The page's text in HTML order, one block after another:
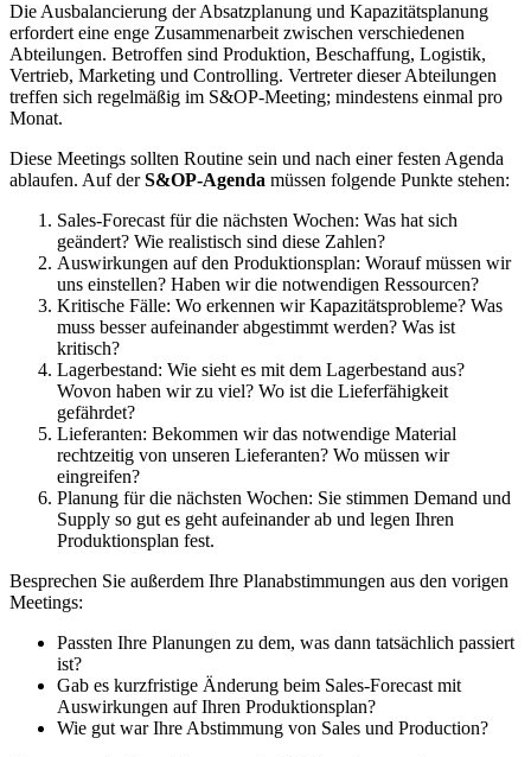
Die Ausbalancierung der Absatzplanung und Kapazitätsplanung
erfordert eine enge Zusammenarbeit zwischen verschiedenen
Abteilungen. Betroffen sind Produktion, Beschaffung, Logistik,
Vertrieb, Marketing und Controlling. Vertreter dieser Abteilungen
treffen sich regelmäßig im S&OP-Meeting; mindestens einmal pro
Monat.
Diese Meetings sollten Routine sein und nach einer festen Agenda
ablaufen. Auf derS&OP-Agenda müssen folgende Punkte stehen:
Sales-Forecast für die nächsten Wochen: Was hat sich
geändert? Wie realistisch sind diese Zahlen?
Auswirkungen auf den Produktionsplan: Worauf müssen wir
uns einstellen? Haben wir die notwendigen Ressourcen?
Kritische Fälle: Wo erkennen wir Kapazitätsprobleme? Was
muss besser aufeinander abgestimmt werden? Was ist
kritisch?
Lagerbestand: Wie sieht es mit dem Lagerbestand aus?
Wovon haben wir zu viel? Wo ist die Lieferfähigkeit
gefährdet?
Lieferanten: Bekommen wir das notwendige Material
rechtzeitig von unseren Lieferanten? Wo müssen wir
eingreifen?
Planung für die nächsten Wochen: Sie stimmen Demand und
Supply so gut es geht aufeinander ab und legen Ihren
Produktionsplan fest.
Besprechen Sie außerdem Ihre Planabstimmungen aus den vorigen
Meetings:
Passten Ihre Planungen zu dem, was dann tatsächlich passiert
ist?
Gab es kurzfristige Änderung beim Sales-Forecast mit
Auswirkungen auf Ihren Produktionsplan?
Wie gut war Ihre Abstimmung von Sales und Production?